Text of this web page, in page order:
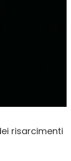
risarcimenti